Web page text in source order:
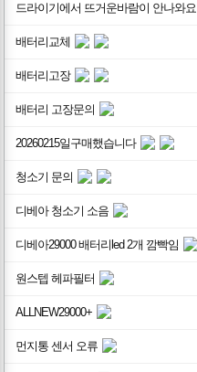
드라이기에서 뜨거운바람이 안나와요
배터리교체
배터리고장
배터리 고장문의
20260215일구매했습니다
청소기 문의
디베아 청소기 소음
디베아29000 배터리led 2개 깜빡임
원스텝 헤파필터
ALLNEW29000+
먼지통 센서 오류